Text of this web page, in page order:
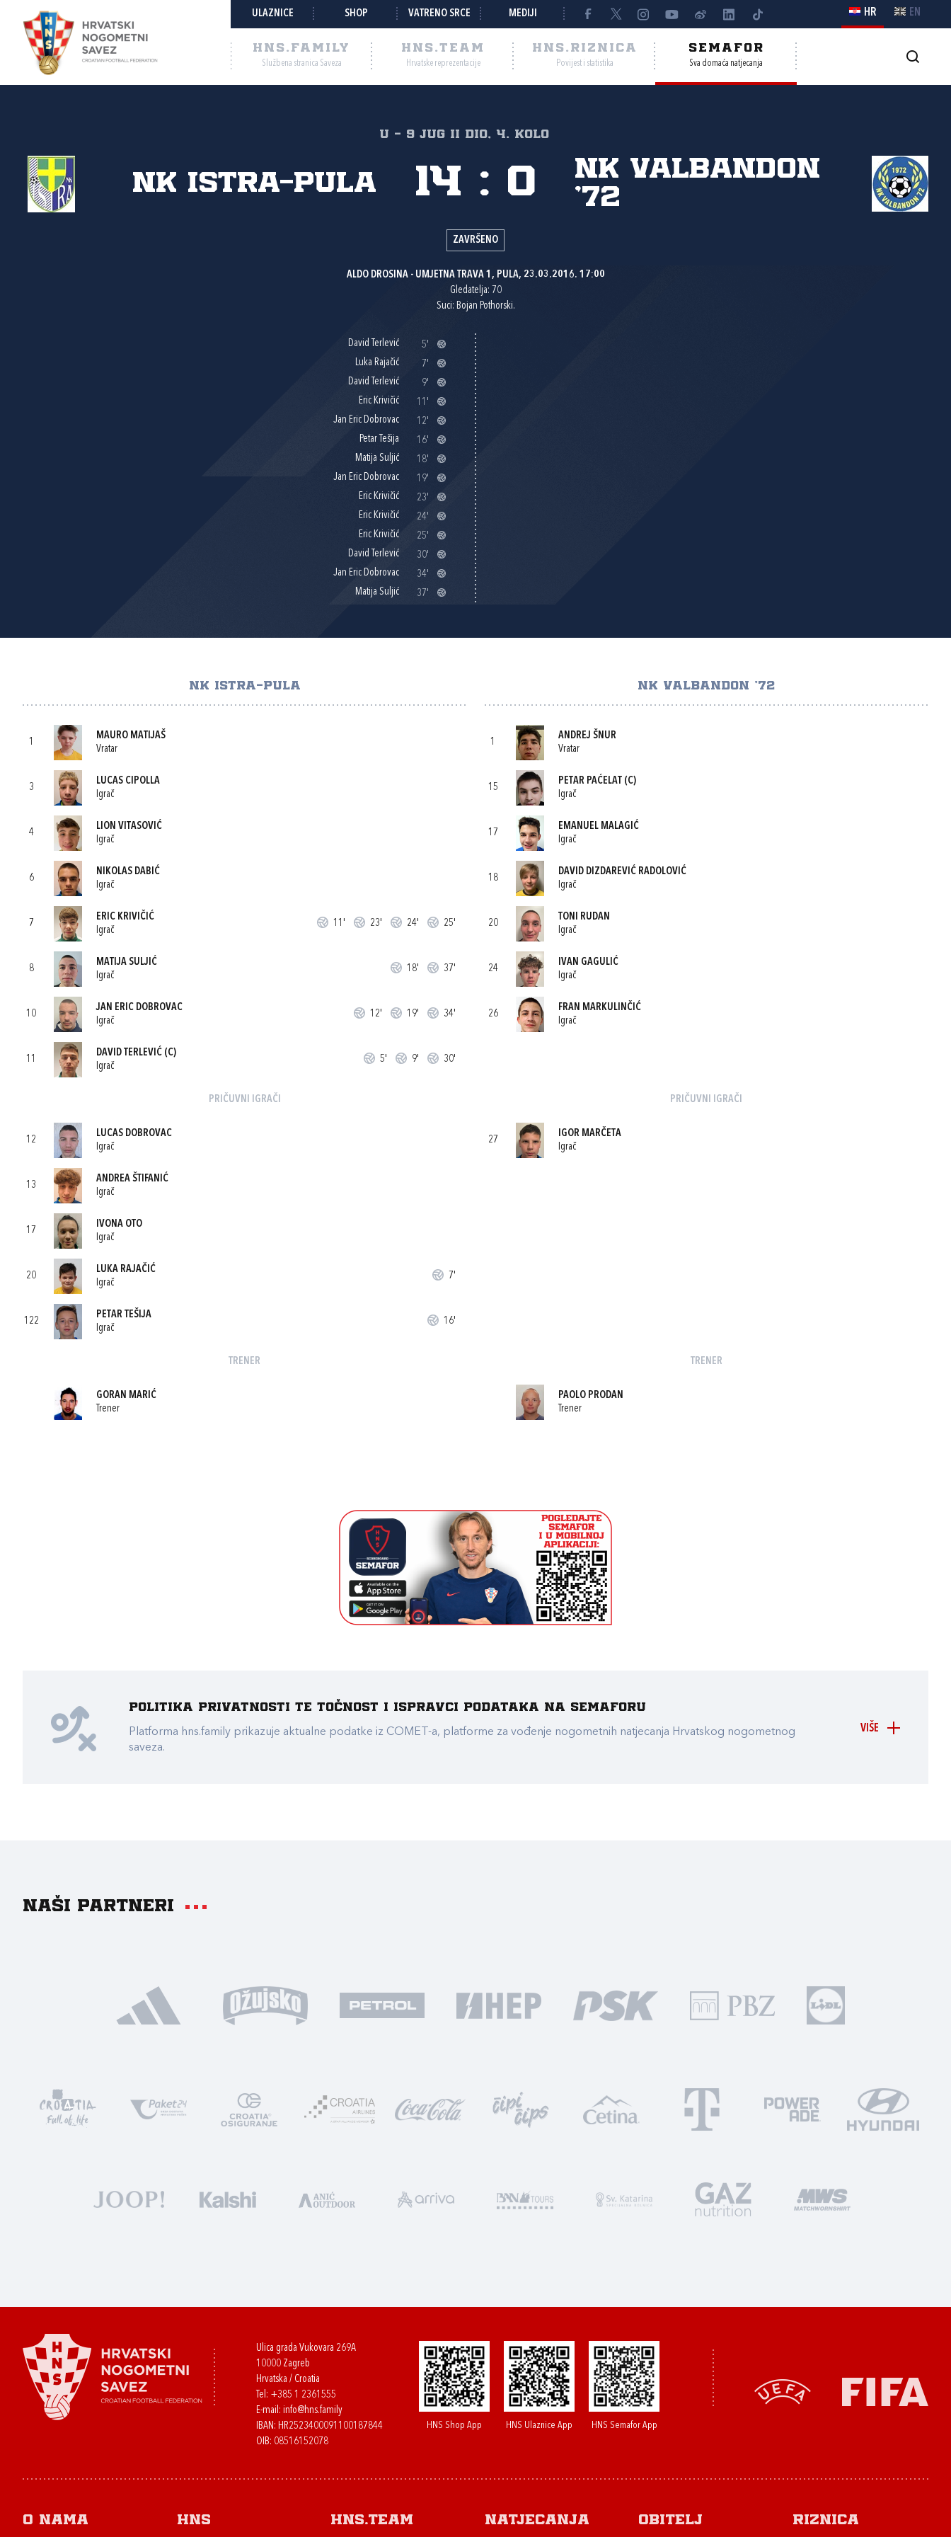
ULAZNICE SHOP VATRENO SRCE MEDIJI HR EN
HNS.FAMILY
Službena stranica Saveza
HNS.TEAM
Hrvatske reprezentacije
HNS.RIZNICA
Povijest i statistika
SEMAFOR
Sva domaća natjecanja
U - 9 JUG II dio, 4. kolo
NK Istra-Pula
NK Valbandon
'72
14 : 0
ZAVRŠENO
ALDO DROSINA - UMJETNA TRAVA 1, PULA, 23.03.2016. 17:00
Gledatelja: 70
Suci: Bojan Pothorski.
David Terlević
5'
Luka Rajačić
7'
David Terlević
9'
Eric Krivičić
11'
Jan Eric Dobrovac
12'
Petar Tešija
16'
Matija Suljić
18'
Jan Eric Dobrovac
19'
Eric Krivičić
23'
Eric Krivičić
24'
Eric Krivičić
25'
David Terlević
30'
Jan Eric Dobrovac
34'
Matija Suljić
37'
NK ISTRA-PULA
1
MAURO MATIJAŠ
Vratar
3
LUCAS CIPOLLA
Igrač
4
LION VITASOVIĆ
Igrač
6
NIKOLAS DABIĆ
Igrač
7
ERIC KRIVIČIĆ
Igrač
11' 23' 24' 25'
8
MATIJA SULJIĆ
Igrač
18' 37'
10
JAN ERIC DOBROVAC
Igrač
12' 19' 34'
11
DAVID TERLEVIĆ (C)
Igrač
5' 9' 30'
PRIČUVNI IGRAČI
12
LUCAS DOBROVAC
Igrač
13
ANDREA ŠTIFANIĆ
Igrač
17
IVONA OTO
Igrač
20
LUKA RAJAČIĆ
Igrač
7'
122
PETAR TEŠIJA
Igrač
16'
TRENER
GORAN MARIĆ
Trener
NK VALBANDON '72
1
ANDREJ ŠNUR
Vratar
15
PETAR PAĆELAT(C)
Igrač
17
EMANUEL MALAGIĆ
Igrač
18
DAVID DIZDAREVIĆ RADOLOVIĆ
Igrač
20
TONI RUDAN
Igrač
24
IVAN GAGULIĆ
Igrač
26
FRAN MARKULINČIĆ
Igrač
PRIČUVNI IGRAČI
27
IGOR MARČETA
Igrač
TRENER
PAOLO PRODAN
Trener
VIŠE
Politika privatnosti te točnost i ispravci podataka na Semaforu
Platforma hns.family prikazuje aktualne podatke iz COMET-a, platforme za vođenje nogometnih natjecanja Hrvatskog nogometnog
saveza.
Naši partneri
Ulica grada Vukovara 269A
10000 Zagreb
Hrvatska / Croatia
Tel: +385 1 2361555
E-mail: info@hns.family
IBAN: HR2523400091100187844
OIB: 08516152078
HNS Shop App HNS Ulaznice App HNS Semafor App
O nama HNS HNS.team Natjecanja Obitelj Riznica